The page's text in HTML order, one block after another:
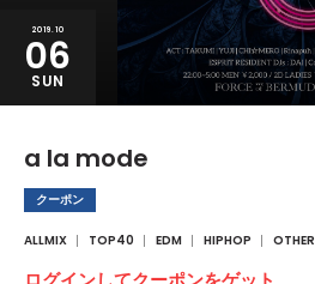
2019.10
06
SUN
a la mode
クーポン
ALLMIX TOP40 EDM HIPHOP OTHER